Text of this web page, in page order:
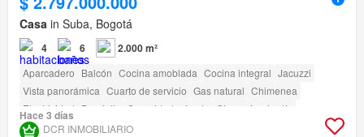
Casa in Suba, Bogotá
4 6 2.000 m²
Aparcadero Balcón Cocina amoblada Cocina integral Jacuzzi
Vista panorámica Cuarto de servicio Gas natural Chimenea
Electricidad Depósito Seguridad privada Gimnasio Jardín
Hace 3 días
DCR INMOBILIARIO